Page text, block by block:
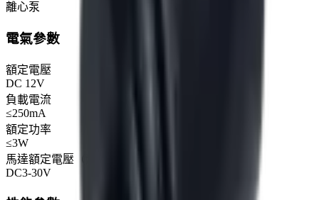
離心泵
電氣參數
額定電壓
DC 12V
負載電流
≤250mA
額定功率
≤3W
馬達額定電壓（建議範圍）
DC3-30V